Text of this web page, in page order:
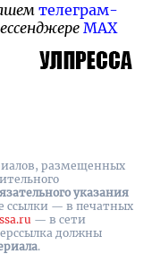
телеграм-
MAX
размещенных
указания
ссылки — в печатных
— в сети
должны
.